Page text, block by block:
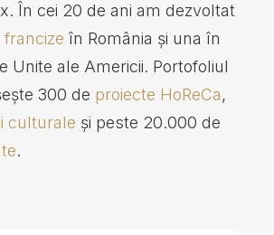
În cei 20 de ani am dezvoltat
francize în România și una în
Unite ale Americii. Portofoliul
300 de proiecte HoReCa,
culturale și peste 20.000 de
.